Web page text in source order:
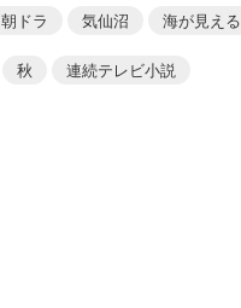
朝ドラ 気仙沼 海が見える
秋 連続テレビ小説